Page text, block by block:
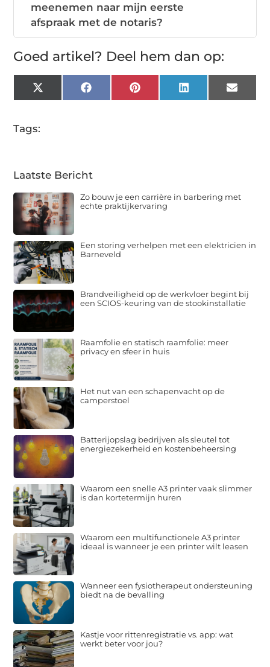
meenemen naar mijn eerste
afspraak met de notaris?
Goed artikel? Deel hem dan op:
X
(Twitter)
FacebookPinterestLinkedInEmail
Tags:
Laatste Bericht
Zo bouw je een carrière in barbering met
echte praktijkervaring
Een storing verhelpen met een elektricien in
Barneveld
Brandveiligheid op de werkvloer begint bij
een SCIOS-keuring van de stookinstallatie
Raamfolie en statisch raamfolie: meer
privacy en sfeer in huis
Het nut van een schapenvacht op de
camperstoel
Batterijopslag bedrijven als sleutel tot
energiezekerheid en kostenbeheersing
Waarom een snelle A3 printer vaak slimmer
is dan kortetermijn huren
Waarom een multifunctionele A3 printer
ideaal is wanneer je een printer wilt leasen
Wanneer een fysiotherapeut ondersteuning
biedt na de bevalling
Kastje voor rittenregistratie vs. app: wat
werkt beter voor jou?